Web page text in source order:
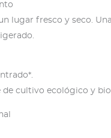
lugar fresco y seco.
de cultivo ecológico y